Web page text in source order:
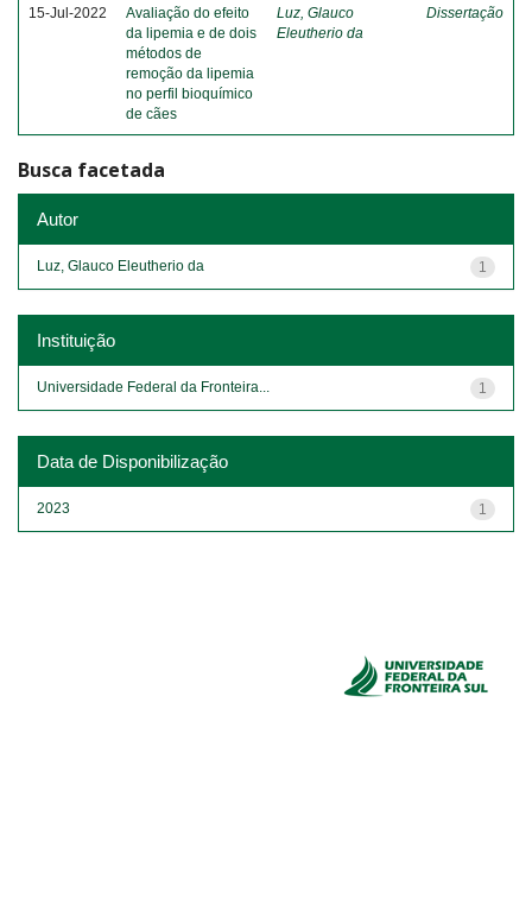
15-Jul-2022
Avaliação do efeito
da lipemia e de dois
métodos de
remoção da lipemia
no perfil bioquímico
de cães
Luz, Glauco
Eleutherio da
Dissertação
Busca facetada
Autor
1
Luz, Glauco Eleutherio da
Instituição
1
Universidade Federal da Fronteira...
Data de Disponibilização
1
2023